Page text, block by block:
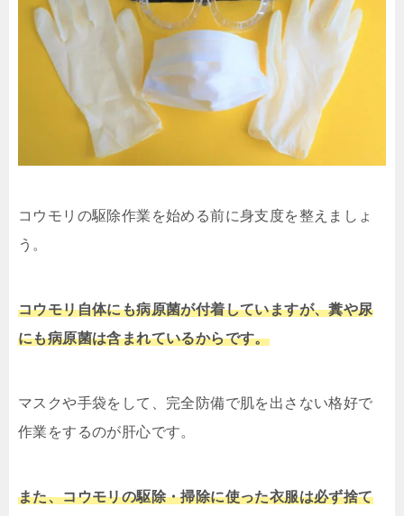
コウモリの駆除作業を始める前に身支度を整えましょ
う。
コウモリ自体にも病原菌が付着していますが、糞や尿
にも病原菌は含まれているからです。
マスクや手袋をして、完全防備で肌を出さない格好で
作業をするのが肝心です。
また、コウモリの駆除・掃除に使った衣服は必ず捨て